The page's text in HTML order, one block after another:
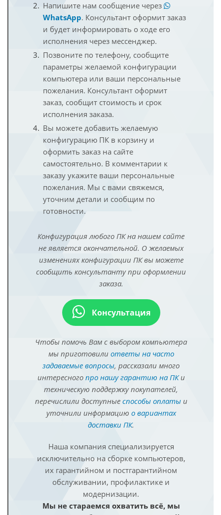
Напишите нам сообщение через
WhatsApp. Консультант оформит заказ
и будет информировать о ходе его
исполнения через мессенджер.
Позвоните по телефону, сообщите
параметры желаемой конфигурации
компьютера или ваши персональные
пожелания. Консультант оформит
заказ, сообщит стоимость и срок
исполнения заказа.
Вы можете добавить желаемую
конфигурацию ПК в корзину и
оформить заказ на сайте
самостоятельно. В комментарии к
заказу укажите ваши персональные
пожелания. Мы с вами свяжемся,
уточним детали и сообщим по
готовности.
Конфигурация любого ПК на нашем сайте
не является окончательной. О желаемых
изменениях конфигурации ПК вы можете
сообщить консультанту при оформлении
заказа.
Консультация
Чтобы помочь Вам с выбором компьютера
мы приготовили ответы на часто
задаваемые вопросы, рассказали много
интересного про нашу гарантию на ПКи
техническую поддержку покупателей,
перечислили доступные способы оплатыи
уточнили информацию о вариантах
доставки ПК.
Наша компания специализируется
исключительно на сборке компьютеров,
их гарантийном и постгарантийном
обслуживании, профилактике и
модернизации.
Мы не стараемся охватить всё, мы